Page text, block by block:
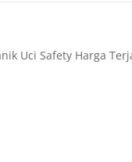
Uci Safety Harga